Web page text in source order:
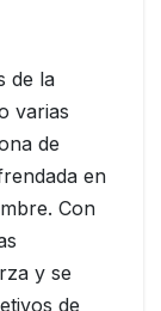
de la
varias
de
en
Con
y se
de